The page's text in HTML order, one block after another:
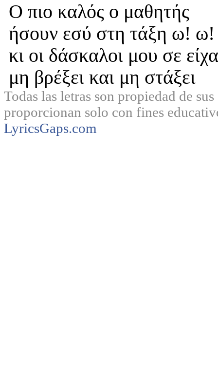
Ο πιο καλός ο μαθητής
ήσουν εσύ στη τάξη ω!
κι οι δάσκαλοι μου σε
μη βρέξει και μη στάξει
Todas las letras son propiedad de
proporcionan solo con fines
LyricsGaps.com